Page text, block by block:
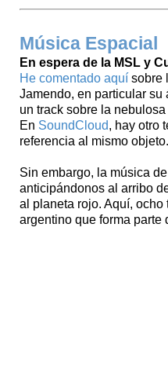
Música Espacial
En espera de la MSL y
He comentado aquí sobre
Jamendo, en particular su
un track sobre la
En SoundCloud, hay otro
referencia al mismo objeto.
Sin embargo, la música
anticipándonos al arribo
al planeta rojo. Aquí, ocho
argentino que forma parte